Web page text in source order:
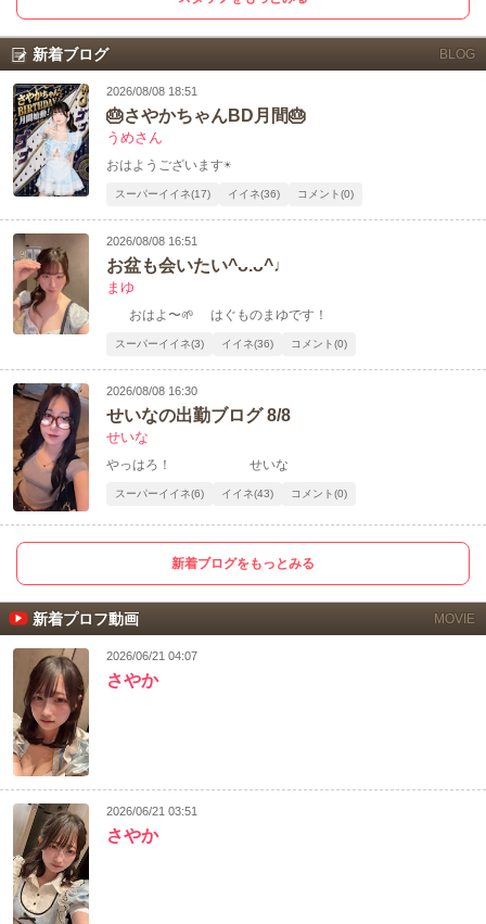
新着ブログ BLOG
2026/08/08 18:51
🎂さやかちゃんBD月間🎂
うめさん
おはようございます☀️
スーパーイイネ(17) イイネ(36) コメント(0)
2026/08/08 16:51
お盆も会いたい^ᴗ.ᴗ^♩
まゆ
おはよ〜🌱 はぐものまゆです！
スーパーイイネ(3) イイネ(36) コメント(0)
2026/08/08 16:30
せいなの出勤ブログ 8/8
せいな
やっはろ！ せいな
スーパーイイネ(6) イイネ(43) コメント(0)
新着ブログをもっとみる
新着プロフ動画 MOVIE
2026/06/21 04:07
さやか
2026/06/21 03:51
さやか